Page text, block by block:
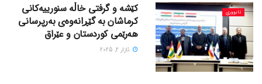
ئابووری
کێشە و گرفتی خاڵە سنورییەکانی
کرماشان بە گێڕانەوەی بەرپرسانی
هەرێمی کوردستان و عێراق
ئازار 2, 2025